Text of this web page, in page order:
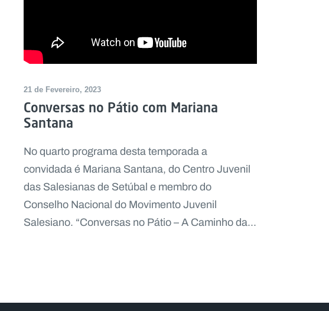
21 de Fevereiro, 2023
Conversas no Pátio com Mariana
Santana
No quarto programa desta temporada a
convidada é Mariana Santana, do Centro Juvenil
das Salesianas de Setúbal e membro do
Conselho Nacional do Movimento Juvenil
Salesiano. “Conversas no Pátio – A Caminho da...